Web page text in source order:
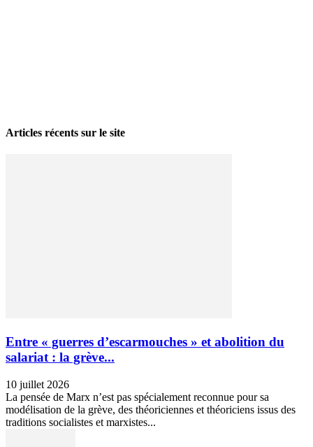
Articles récents sur le site
Entre « guerres d’escarmouches » et abolition du
salariat : la grève...
10 juillet 2026
La pensée de Marx n’est pas spécialement reconnue pour sa
modélisation de la grève, des théoriciennes et théoriciens issus des
traditions socialistes et marxistes...